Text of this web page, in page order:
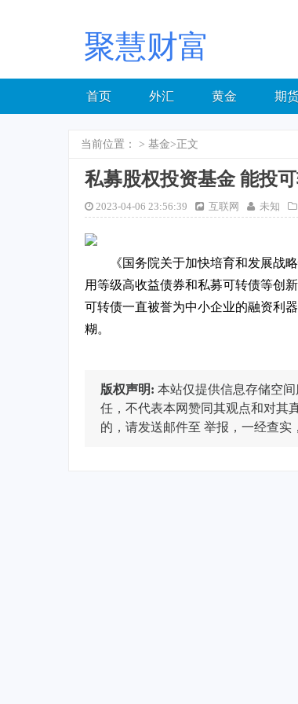
聚慧财富
首页 外汇 黄金 期
当前位置： > 基金>正文
私募股权投资基金 能投
2023-04-06 23:56:39 互联网 未知
《国务院关于加快培育和发展战
用等级高收益债券和私募可转债等创
可转债一直被誉为中小企业的融资利
糊。
版权声明: 本站仅提供信息存储空
任，不代表本网赞同其观点和对其
的，请发送邮件至 举报，一经查实